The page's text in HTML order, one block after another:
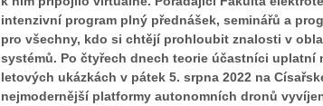
intenzivní program plný přednášek, seminářů a
pro všechny, kdo si chtějí prohloubit znalosti v
systémů. Po čtyřech dnech teorie účastníci
letových ukázkách v pátek 5. srpna 2022 na
nejmodernější platformy autonomních dronů